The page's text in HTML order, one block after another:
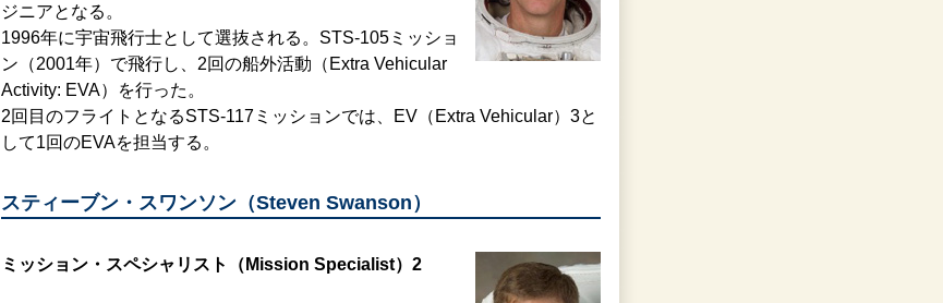
ジニアとなる。
1996年に宇宙飛行士として選抜される。STS-105ミッショ
ン（2001年）で飛行し、2回の船外活動（Extra Vehicular
Activity: EVA）を行った。
2回目のフライトとなるSTS-117ミッションでは、EV（Extra Vehicular）3と
して1回のEVAを担当する。
スティーブン・スワンソン（Steven Swanson）
ミッション・スペシャリスト（Mission Specialist）2